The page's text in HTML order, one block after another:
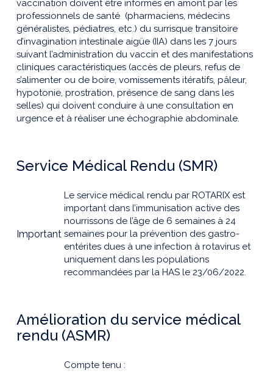
vaccination doivent être informés en amont par les
professionnels de santé (pharmaciens, médecins
généralistes, pédiatres, etc.) du surrisque transitoire
d’invagination intestinale aigüe (IIA) dans les 7 jours
suivant l’administration du vaccin et des manifestations
cliniques caractéristiques (accès de pleurs, refus de
s’alimenter ou de boire, vomissements itératifs, pâleur,
hypotonie, prostration, présence de sang dans les
selles) qui doivent conduire à une consultation en
urgence et à réaliser une échographie abdominale.
Service Médical Rendu (SMR)
Important
Le service médical rendu par ROTARIX est
important dans l’immunisation active des
nourrissons de l’âge de 6 semaines à 24
semaines pour la prévention des gastro-
entérites dues à une infection à rotavirus et
uniquement dans les populations
recommandées par la HAS le 23/06/2022.
Amélioration du service médical
rendu (ASMR)
Compte tenu :